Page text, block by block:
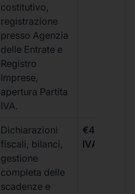
costitutivo,
registrazione
presso Agenzia
delle Entrate e
Registro
Imprese,
apertura Partita
IVA.
Dichiarazioni
fiscali, bilanci,
gestione
completa delle
scadenze e
€499 +
IVA/